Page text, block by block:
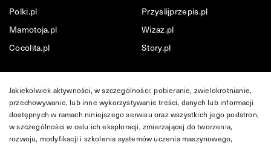
Polki.pl
Przyslijprzepis.pl
Mamotoja.pl
Wizaz.pl
Cocolita.pl
Story.pl
Jakiekolwiek aktywności, w szczególności: pobieranie, zwielokrotnianie,
przechowywanie, lub inne wykorzystywanie treści, danych lub informacji
dostępnych w ramach niniejszego serwisu oraz wszystkich jego podstron,
w szczególności w celu ich eksploracji, zmierzającej do tworzenia,
rozwoju, modyfikacji i szkolenia systemów uczenia maszynowego,